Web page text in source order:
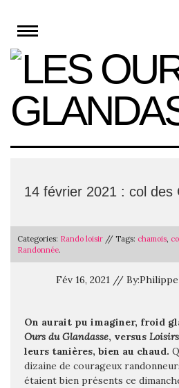
content
14 février 2021 : col des
Categories: Rando loisir // Tags: chamois,
Randonnée.
Fév 16, 2021 //
On aurait pu imaginer, froid
Ours du Glandasse, versus Loisirs
leurs tanières, bien au chaud.
dizaine de courageux
étaient bien présents ce